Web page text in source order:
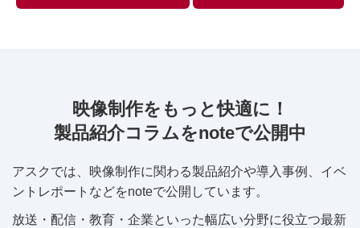
映像制作をもっと快適に！
製品紹介コラムをnoteで公開中
アスクでは、映像制作に関わる製品紹介や導入事例、イベ
ントレポートなどをnoteで公開しています。
放送・配信・教育・企業といった幅広い分野に役立つ最新